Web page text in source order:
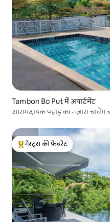
Tambon Bo Put में अपार्टमेंट
आरामदायक पहाड़ का नज़ारा चावेंग
गेस्ट्स का टॉप फ़ेवरेट
गेस्ट्स की फ़ेवरेट